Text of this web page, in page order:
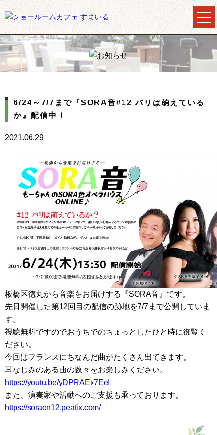
6/24～7/7まで『SORA音#12 パリは萌えている
か』配信中！
2021.06.29
板橋区徳丸から音楽をお届けする『SORA音』です。
先日開催した第12回目の配信の跡地を7/7まで公開していま
す。
視聴無料ですのでおうちでのちょっとしたひと時に御覧く
ださい。
今回はフランスにちなんだ曲がたくさん出てきます。
耳なじみのある曲の数々をお楽しみください。
https://youtu.be/yDPRAEx7EeI
また、演奏家や活動へのご支援も承っております。
https://soraon12.peatix.com/